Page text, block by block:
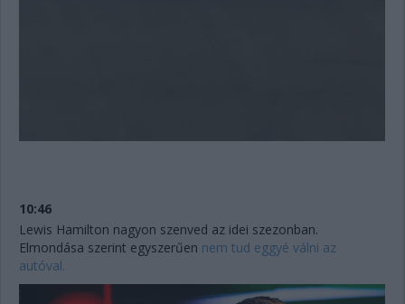
10:46
Lewis Hamilton nagyon szenved az idei szezonban.
Elmondása szerint egyszerűen nem tud eggyé válni az
autóval.